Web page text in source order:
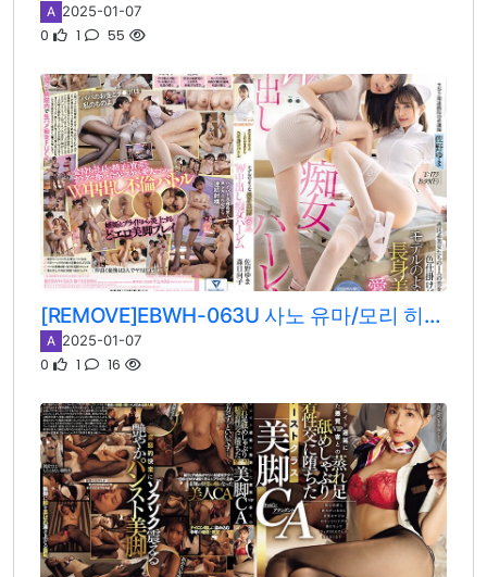
A 2025-01-07
0 1 55
[REMOVE]EBWH-063U 사노 유마/모리 히나코
A 2025-01-07
0 1 16